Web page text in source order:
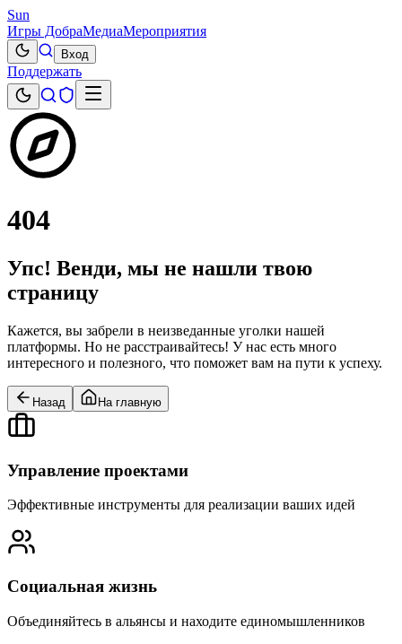
Sun
Игры ДобраМедиаМероприятия
Вход
Поддержать
404
Упс! Венди, мы не нашли твою
страницу
Кажется, вы забрели в неизведанные уголки нашей
платформы. Но не расстраивайтесь! У нас есть много
интересного и полезного, что поможет вам на пути к успеху.
Назад На главную
Управление проектами
Эффективные инструменты для реализации ваших идей
Социальная жизнь
Объединяйтесь в альянсы и находите единомышленников